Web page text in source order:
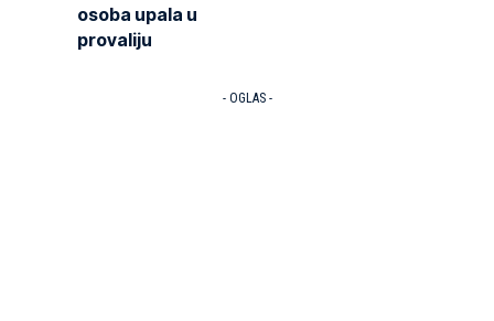
osoba upala u
provaliju
- OGLAS -